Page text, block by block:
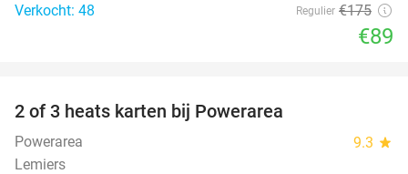
Verkocht: 48
Regulier €175
€89
2 of 3 heats karten bij Powerarea
Powerarea 9.3 star
Lemiers